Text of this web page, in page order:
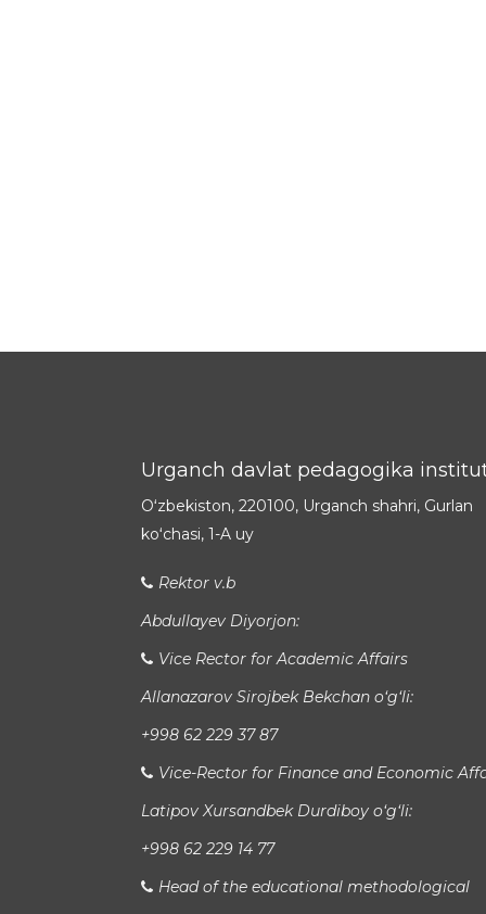
Urganch davlat pedagogika
Oʻzbekiston, 220100, Urganch shahri, Gurlan
koʻchasi, 1-A uy
Rektor v.b
Abdullayev Diyorjon:
Vice Rector for Academic Affairs
Allanazarov Sirojbek Bekchan o‘g‘li:
+998 62 229 37 87
Vice-Rector for Finance and Economic
Latipov Xursandbek Durdiboy o‘g‘li:
+998 62 229 14 77
Head of the educational methodological